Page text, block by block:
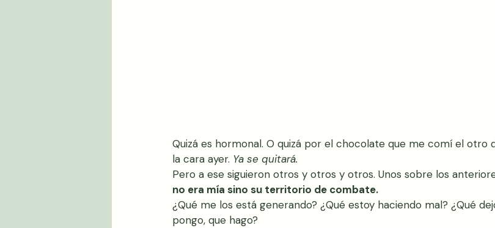
Quizá es hormonal. O quizá por el chocolate que me comí el otro
la cara ayer. Ya se quitará.
Pero a ese siguieron otros y otros y otros. Unos sobre los
no era mía sino su territorio de combate.
¿Qué me los está generando? ¿Qué estoy haciendo mal? ¿Qué
pongo, que hago?